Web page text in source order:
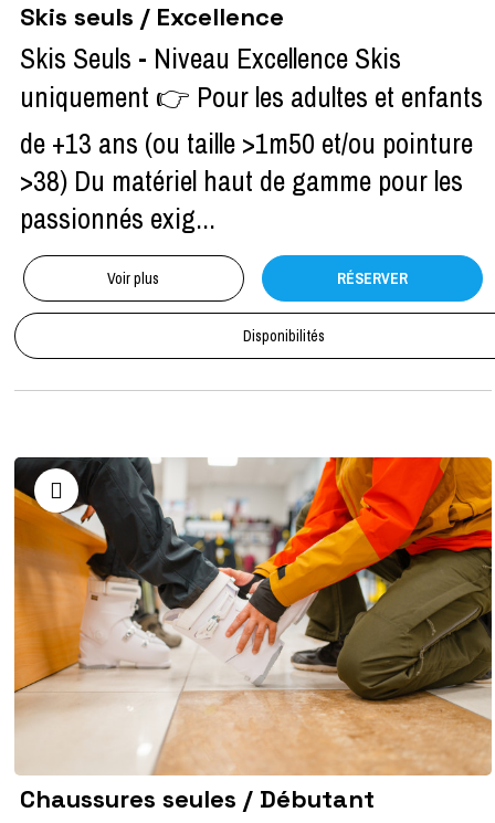
Skis seuls / Excellence
Skis Seuls - Niveau Excellence Skis
uniquement 👉 Pour les adultes et enfants
de +13 ans (ou taille >1m50 et/ou pointure
>38) Du matériel haut de gamme pour les
passionnés exig...
Voir plus RÉSERVER
Disponibilités
Chaussures seules / Débutant